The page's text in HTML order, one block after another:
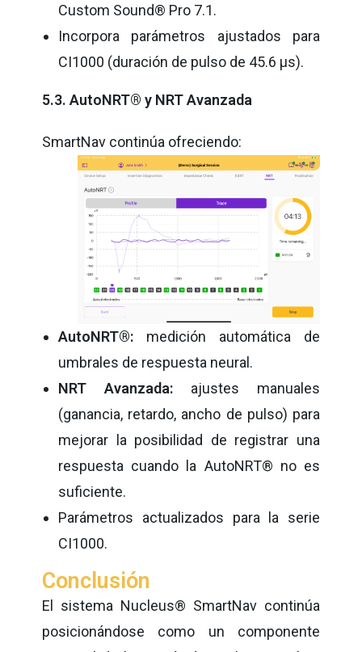
Custom Sound® Pro 7.1.
Incorpora parámetros ajustados para
CI1000 (duración de pulso de 45.6 µs).
5.3. AutoNRT® y NRT Avanzada
SmartNav continúa ofreciendo:
AutoNRT®: medición automática de
umbrales de respuesta neural.
NRT Avanzada: ajustes manuales
(ganancia, retardo, ancho de pulso) para
mejorar la posibilidad de registrar una
respuesta cuando la AutoNRT® no es
suficiente.
Parámetros actualizados para la serie
CI1000.
Conclusión
El sistema Nucleus® SmartNav continúa
posicionándose como un componente